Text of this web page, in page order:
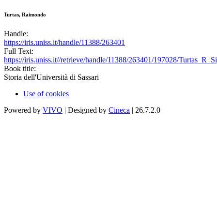
Turtas, Raimondo
Handle:
https://iris.uniss.it/handle/11388/263401
Full Text:
https://iris.uniss.it//retrieve/handle/11388/263401/197028/
Book title:
Storia dell'Università di Sassari
Use of cookies
Powered by VIVO | Designed by Cineca | 26.7.2.0